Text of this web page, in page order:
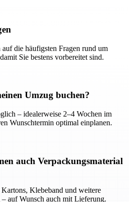
die häufigsten Fragen rund um
Sie bestens vorbereitet sind.
Umzug buchen?
– idealerweise 2–4 Wochen im
Wunschtermin optimal einplanen.
auch Verpackungsmaterial
Klebeband und weitere
auf Wunsch auch mit Lieferung.